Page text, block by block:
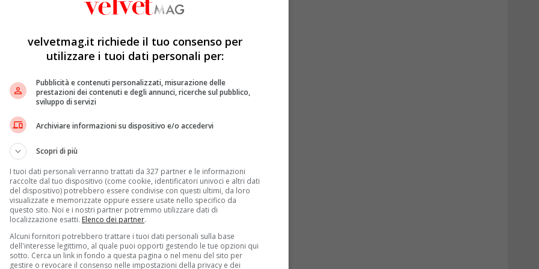
e il red carpet ha accolto tantissimi look. Uno dei
è quello indossato daAudrey Hepburnnel 1954: il
divenuto una icona del ventesimo secolo. Si
stilista francese, si incontrarono durante le riprese
velvetmag.it richiede il tuo consenso per
utilizzare i tuoi dati personali per:
Pubblicità e contenuti personalizzati, misurazione delle
prestazioni dei contenuti e degli annunci, ricerche sul pubblico,
sviluppo di servizi
Archiviare informazioni su dispositivo e/o accedervi
Scopri di più
I tuoi dati personali verranno trattati da 327 partner e le informazioni
raccolte dal tuo dispositivo (come cookie, identificatori univoci e altri dati
del dispositivo) potrebbero essere condivise con questi ultimi, da loro
visualizzate e memorizzate oppure essere usate nello specifico da
questo sito. Noi e i nostri partner potremmo utilizzare dati di
localizzazione esatti. Elenco dei partner.
Alcuni fornitori potrebbero trattare i tuoi dati personali sulla base
dell'interesse legittimo, al quale puoi opporti gestendo le tue opzioni qui
sotto. Cerca un link in fondo a questa pagina o nel menu del sito per
gestire o revocare il consenso nelle impostazioni della privacy e dei